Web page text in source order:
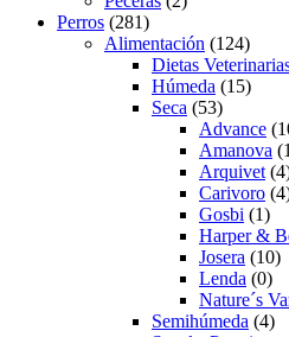
Perros (281)
Alimentación (124)
Dietas
Húmeda (15)
Seca (53)
Advance
Amanova
Arquivet
Carivoro
Gosbi (1)
Harper &
Josera (10)
Lenda (0)
Nature´s
Semihúmeda (4)